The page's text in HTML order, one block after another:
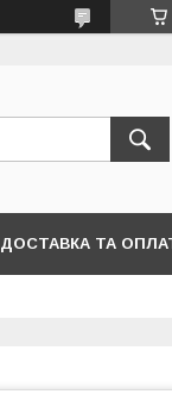
ДОСТАВКА ТА